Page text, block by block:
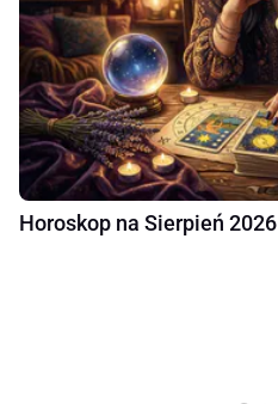
Horoskop na Sierpień 2026